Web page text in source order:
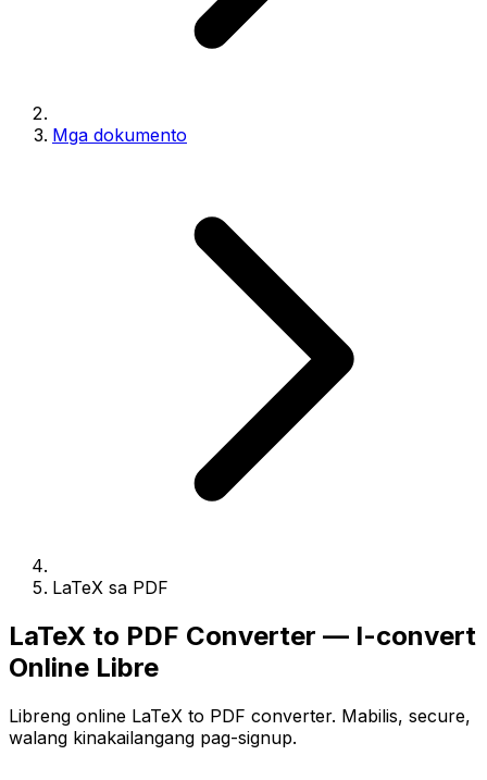
Mga dokumento
LaTeX sa PDF
LaTeX to PDF Converter — I-convert
Online Libre
Libreng online LaTeX to PDF converter. Mabilis, secure,
walang kinakailangang pag-signup.